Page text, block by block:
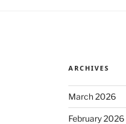
ARCHIVES
March 2026
February 2026